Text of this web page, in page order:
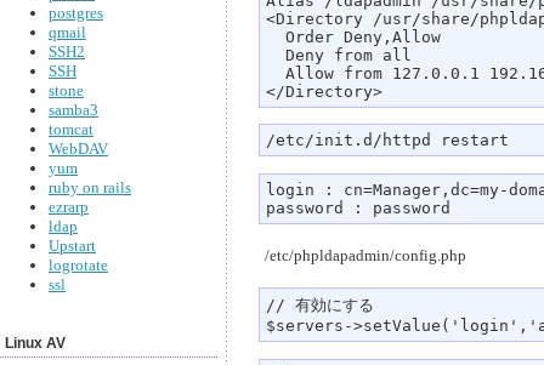
postgres
qmail
SSH2
SSH
stone
samba3
tomcat
WebDAV
yum
ruby on rails
ezrarp
ldap
Upstart
logrotate
ssl
Linux AV
<Directory /usr/share/
  Order Deny,Allow
  Deny from all
Allow from 127.0.0.1
</Directory>
/etc/init.d/httpd restart
login : cn=Manager,dc=my-
password : password
/etc/phpldapadmin/config.php
// 有効にする
$servers-